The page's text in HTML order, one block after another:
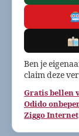
Ben je
claim deze
Gratis bellen
Odido
Ziggo